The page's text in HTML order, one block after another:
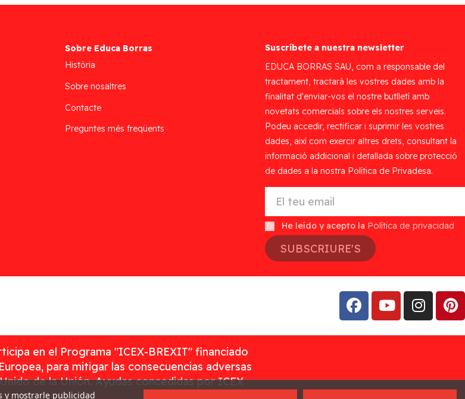
Sobre Educa Borras
Història
Sobre nosaltres
Contacte
Preguntes més freqüents
Suscríbete a nuestra newsletter
EDUCA BORRAS SAU, com a responsable del
tractament, tractarà les vostres dades amb la
finalitat d'enviar-vos el nostre butlletí amb
novetats comercials sobre els nostres serveis.
Podeu accedir, rectificar i suprimir les vostres
dades, així com exercir altres drets, consultant la
informació addicional i detallada sobre protecció
de dades a la nostra Política de Privadesa.
He leído y acepto la Política de privacidad
SUBSCRIURE'S
en el Programa "ICEX-BREXIT" financiado
para mitigar las consecuencias adversas
de la Unión. Ayudas concedidas por ICEX
y mostrarle publicidad